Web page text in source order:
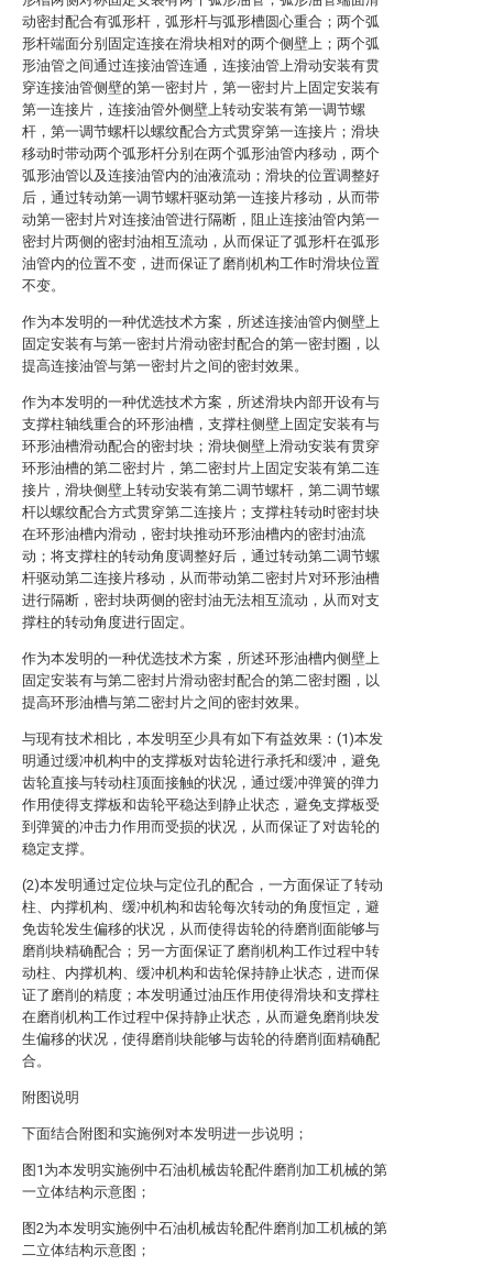
动密封配合有弧形杆，弧形杆与弧形槽圆心重合；两个弧
形杆端面分别固定连接在滑块相对的两个侧壁上；两个弧
形油管之间通过连接油管连通，连接油管上滑动安装有贯
穿连接油管侧壁的第一密封片，第一密封片上固定安装有
第一连接片，连接油管外侧壁上转动安装有第一调节螺
杆，第一调节螺杆以螺纹配合方式贯穿第一连接片；滑块
移动时带动两个弧形杆分别在两个弧形油管内移动，两个
弧形油管以及连接油管内的油液流动；滑块的位置调整好
后，通过转动第一调节螺杆驱动第一连接片移动，从而带
动第一密封片对连接油管进行隔断，阻止连接油管内第一
密封片两侧的密封油相互流动，从而保证了弧形杆在弧形
油管内的位置不变，进而保证了磨削机构工作时滑块位置
不变。
作为本发明的一种优选技术方案，所述连接油管内侧壁上
固定安装有与第一密封片滑动密封配合的第一密封圈，以
提高连接油管与第一密封片之间的密封效果。
作为本发明的一种优选技术方案，所述滑块内部开设有与
支撑柱轴线重合的环形油槽，支撑柱侧壁上固定安装有与
环形油槽滑动配合的密封块；滑块侧壁上滑动安装有贯穿
环形油槽的第二密封片，第二密封片上固定安装有第二连
接片，滑块侧壁上转动安装有第二调节螺杆，第二调节螺
杆以螺纹配合方式贯穿第二连接片；支撑柱转动时密封块
在环形油槽内滑动，密封块推动环形油槽内的密封油流
动；将支撑柱的转动角度调整好后，通过转动第二调节螺
杆驱动第二连接片移动，从而带动第二密封片对环形油槽
进行隔断，密封块两侧的密封油无法相互流动，从而对支
撑柱的转动角度进行固定。
作为本发明的一种优选技术方案，所述环形油槽内侧壁上
固定安装有与第二密封片滑动密封配合的第二密封圈，以
提高环形油槽与第二密封片之间的密封效果。
与现有技术相比，本发明至少具有如下有益效果：(1)本发
明通过缓冲机构中的支撑板对齿轮进行承托和缓冲，避免
齿轮直接与转动柱顶面接触的状况，通过缓冲弹簧的弹力
作用使得支撑板和齿轮平稳达到静止状态，避免支撑板受
到弹簧的冲击力作用而受损的状况，从而保证了对齿轮的
稳定支撑。
(2)本发明通过定位块与定位孔的配合，一方面保证了转动
柱、内撑机构、缓冲机构和齿轮每次转动的角度恒定，避
免齿轮发生偏移的状况，从而使得齿轮的待磨削面能够与
磨削块精确配合；另一方面保证了磨削机构工作过程中转
动柱、内撑机构、缓冲机构和齿轮保持静止状态，进而保
证了磨削的精度；本发明通过油压作用使得滑块和支撑柱
在磨削机构工作过程中保持静止状态，从而避免磨削块发
生偏移的状况，使得磨削块能够与齿轮的待磨削面精确配
合。
附图说明
下面结合附图和实施例对本发明进一步说明；
图1为本发明实施例中石油机械齿轮配件磨削加工机械的第
一立体结构示意图；
图2为本发明实施例中石油机械齿轮配件磨削加工机械的第
二立体结构示意图；